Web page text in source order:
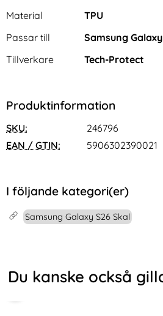
Material
TPU
Passar till
Samsung
Tillverkare
Tech-Protect
Produktinformation
SKU:
246796
EAN / GTIN:
5906302390021
I följande kategori(er)
Samsung Galaxy S26 Skal
Du kanske också